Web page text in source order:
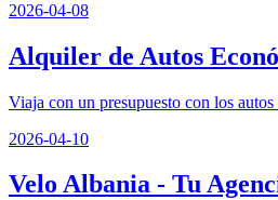
2026-04-08
Alquiler de Autos
Viaja con un presupuesto con los
2026-04-10
Velo Albania - Tu